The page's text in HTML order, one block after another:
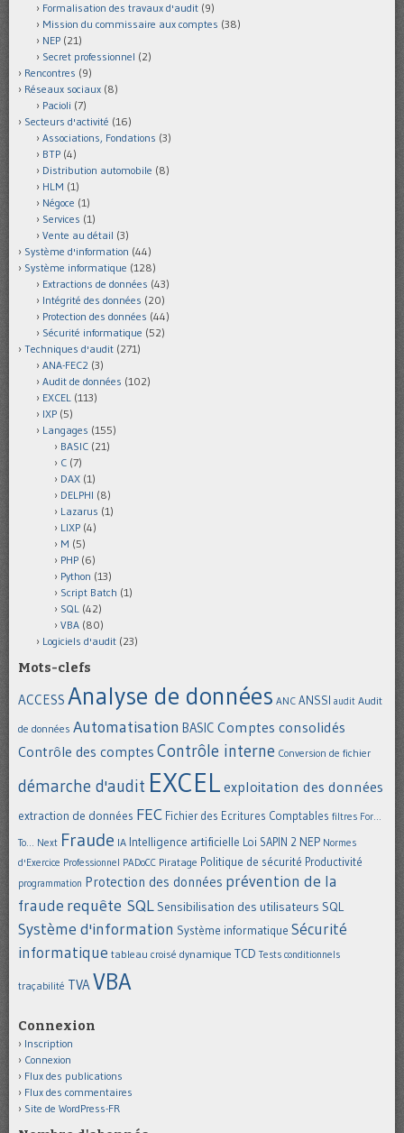
Formalisation des travaux d'audit (9)
Mission du commissaire aux comptes (38)
NEP (21)
Secret professionnel (2)
Rencontres (9)
Réseaux sociaux (8)
Pacioli (7)
Secteurs d'activité (16)
Associations, Fondations (3)
BTP (4)
Distribution automobile (8)
HLM (1)
Négoce (1)
Services (1)
Vente au détail (3)
Système d'information (44)
Système informatique (128)
Extractions de données (43)
Intégrité des données (20)
Protection des données (44)
Sécurité informatique (52)
Techniques d'audit (271)
ANA-FEC2 (3)
Audit de données (102)
EXCEL (113)
IXP (5)
Langages (155)
BASIC (21)
C (7)
DAX (1)
DELPHI (8)
Lazarus (1)
LIXP (4)
M (5)
PHP (6)
Python (13)
Script Batch (1)
SQL (42)
VBA (80)
Logiciels d'audit (23)
Mots-clefs
ACCESS Analyse de données ANC ANSSI audit Audit
de données Automatisation BASIC Comptes consolidés
Contrôle des comptes Contrôle interne Conversion de fichier
démarche d'audit EXCEL exploitation des données
extraction de données FEC Fichier des Ecritures Comptables filtres For...
To... Next Fraude IA Intelligence artificielle Loi SAPIN 2 NEP Normes
d'Exercice Professionnel PADoCC Piratage Politique de sécurité Productivité
programmation Protection des données prévention de la
fraude requête SQL Sensibilisation des utilisateurs SQL
Système d'information Système informatique Sécurité
informatique tableau croisé dynamique TCD Tests conditionnels
traçabilité TVAVBA
Connexion
Inscription
Connexion
Flux des publications
Flux des commentaires
Site de WordPress-FR